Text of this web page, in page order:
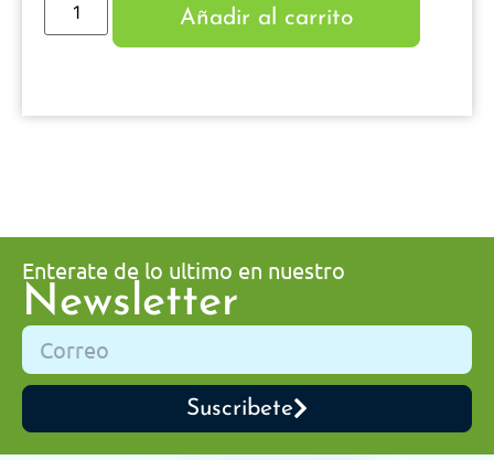
Añadir al carrito
Enterate de lo ultimo en nuestro
Newsletter
Suscribete